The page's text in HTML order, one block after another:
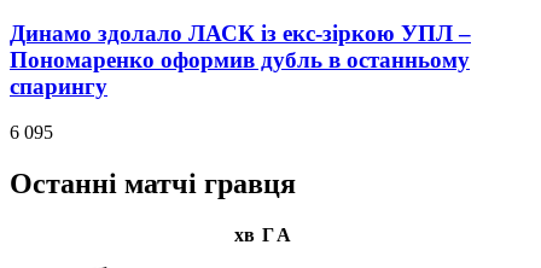
Динамо здолало ЛАСК із екс-зіркою УПЛ –
Пономаренко оформив дубль в останньому
спарингу
6 095
Останні матчі гравця
хв ГА